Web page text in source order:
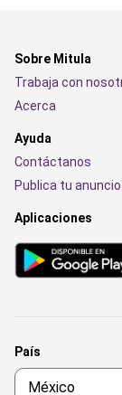
Sobre Mitula
Trabaja con
Acerca
Ayuda
Contáctanos
Publica tu anuncio
Aplicaciones
País